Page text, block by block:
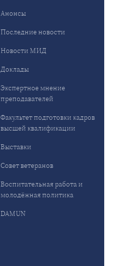
Анонсы
Последние новости
Новости МИД
Доклады
Экспертное мнение
преподавателей
Факультет подготовки кадров
высшей квалификации
Выставки
Совет ветеранов
Воспитательная работа и
молодёжная политика
DAMUN